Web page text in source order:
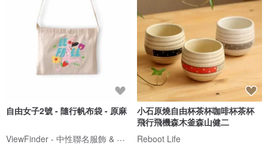
自由女子2號 - 隨行帆布袋 - 原麻
ViewFinder - 中性聯名服飾 & 圖像授權周邊
小石原燒自由杯茶杯咖啡杯茶杯
飛行飛機森木釜森山健二
Reboot Life